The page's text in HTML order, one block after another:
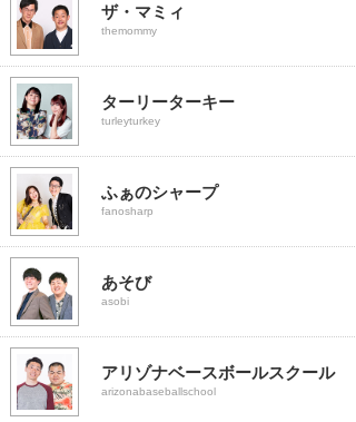
ザ・マミィ
themommy
ターリーターキー
turleyturkey
ふぁのシャープ
fanosharp
あそび
asobi
アリゾナベースボールスクール
arizonabaseballschool